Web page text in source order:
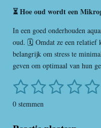
⏳ Hoe oud wordt een
In een goed onderhouden
oud. 🗓️ Omdat ze een relatief
belangrijk om stress te
geven om optimaal van hun
R
t
1
s
2
s
3 4 5
S
0 stemmen